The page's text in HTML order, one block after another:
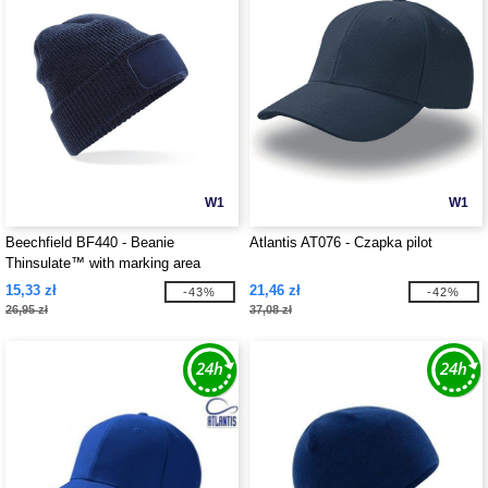
W1
Beechfield BF440 - Beanie
Thinsulate™ with marking area
15,33 zł
26,95 zł
-43%
W1
Atlantis AT076 - Czapka pilot
21,46 zł
37,08 zł
-42%